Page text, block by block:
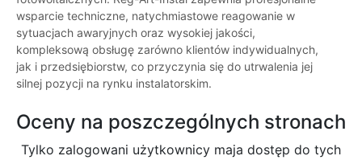
wsparcie techniczne, natychmiastowe reagowanie w
sytuacjach awaryjnych oraz wysokiej jakości,
kompleksową obsługę zarówno klientów indywidualnych,
jak i przedsiębiorstw, co przyczynia się do utrwalenia jej
silnej pozycji na rynku instalatorskim.
Oceny na poszczególnych stronach
Tylko zalogowani użytkownicy maja dostęp do tych